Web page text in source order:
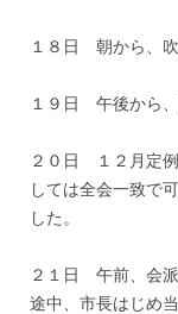
１８日 朝から、吹
１９日 午後から、
２０日 １２月定
しては全会一致で
した。
２１日 午前、会派
途中、市長はじめ